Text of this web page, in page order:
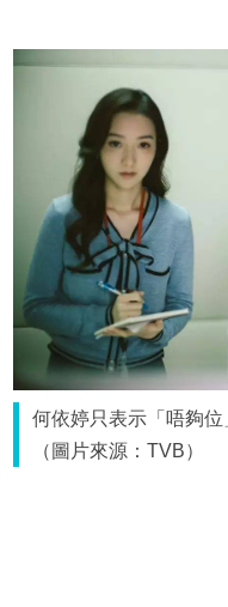
何依婷只表示「唔夠位
（圖片來源：TVB）